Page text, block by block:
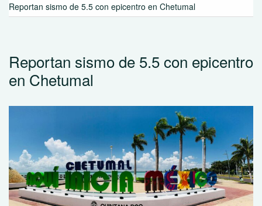
Reportan sismo de 5.5 con epicentro en Chetumal
Reportan sismo de 5.5 con epicentro
en Chetumal